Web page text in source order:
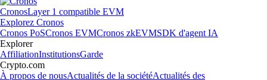
CronosLayer 1 compatible EVM
Explorez Cronos
Cronos PoSCronos EVMCronos zkEVMSDK d'agent IA
Explorer
AffiliationInstitutionsGarde
Crypto.com
À propos de nousActualités de la sociétéActualités des